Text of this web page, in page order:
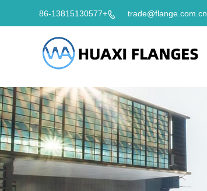
trade@flange.com.cn

+86-13815130577